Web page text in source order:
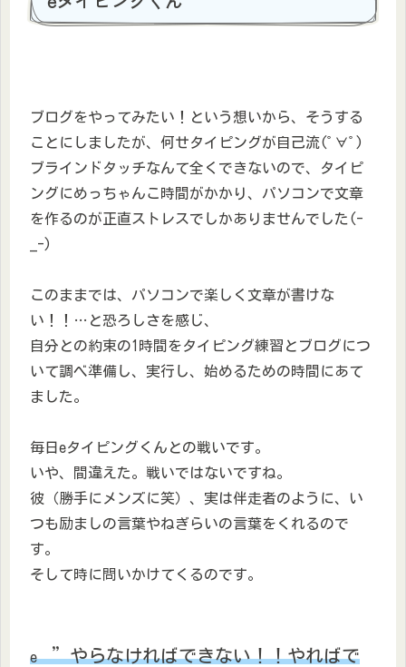
ブログをやってみたい！という想いから、そうする
ことにしましたが、何せタイピングが自己流(ﾟ∀ﾟ)
ブラインドタッチなんて全くできないので、タイピ
ングにめっちゃんこ時間がかかり、パソコンで文章
を作るのが正直ストレスでしかありませんでした(-
_-)
このままでは、パソコンで楽しく文章が書けな
い！！…と恐ろしさを感じ、
自分との約束の1時間をタイピング練習とブログにつ
いて調べ準備し、実行し、始めるための時間にあて
ました。
毎日eタイピングくんとの戦いです。
いや、間違えた。戦いではないですね。
彼（勝手にメンズに笑）、実は伴走者のように、い
つも励ましの言葉やねぎらいの言葉をくれるので
す。
そして時に問いかけてくるのです。
e”やらなければできない！！やればで